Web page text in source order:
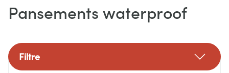
Pansements waterproof
Filtre